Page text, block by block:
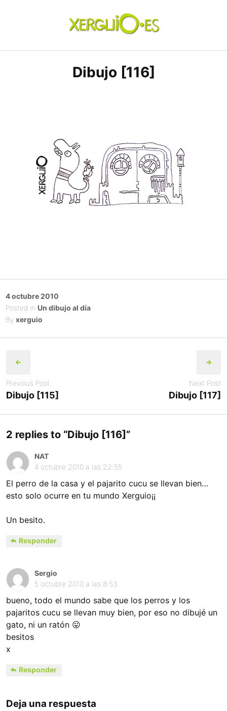
xerguio.ES | ilustración
Dibujo [116]
Posted
on
4 octubre 2010
Posted in Un dibujo al día
By xerguio
navigation
Previous Post
Dibujo [115]
Next Post
Dibujo [117]
2 replies to “Dibujo [116]”
NAT
4 octubre 2010 a las 22:55
El perro de la casa y el pajarito cucu se llevan bien…
esto solo ocurre en tu mundo Xerguio¡¡
Un besito.
Responder
Sergio
5 octubre 2010 a las 8:53
bueno, todo el mundo sabe que los perros y los
pajaritos cucu se llevan muy bien, por eso no dibujé un
gato, ni un ratón 😛
besitos
x
Responder
Deja una respuesta